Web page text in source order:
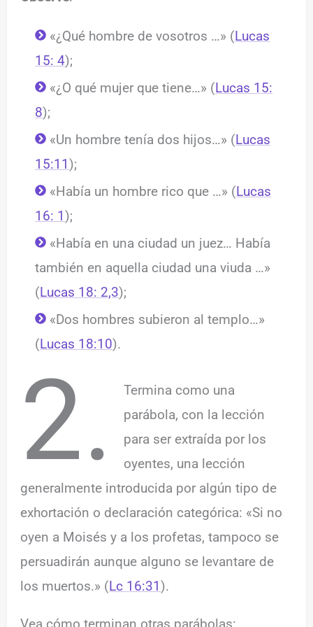
«¿Qué hombre de vosotros …» (Lucas
15: 4);
«¿O qué mujer que tiene…» (Lucas 15:
8);
«Un hombre tenía dos hijos…» (Lucas
15:11);
«Había un hombre rico que …» (Lucas
16: 1);
«Había en una ciudad un juez… Había
también en aquella ciudad una viuda …»
(Lucas 18: 2,3);
«Dos hombres subieron al templo…»
(Lucas 18:10).
2.
Termina como una
parábola, con la lección
para ser extraída por los
oyentes, una lección
generalmente introducida por algún tipo de
exhortación o declaración categórica: «Si no
oyen a Moisés y a los profetas, tampoco se
persuadirán aunque alguno se levantare de
los muertos.» (Lc 16:31).
Vea cómo terminan otras parábolas: